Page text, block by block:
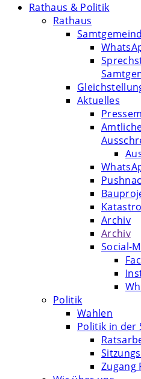
Rathaus & Politik
Rathaus
Aktuelles
Archiv
Archiv
Social-
Politik
Wahlen
Politik in der
Zugang